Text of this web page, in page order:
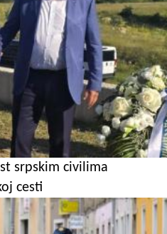
srpskim civilima
cesti